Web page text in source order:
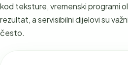
kod teksture, vremenski programi
rezultat, a servisibilni dijelovi su
često.